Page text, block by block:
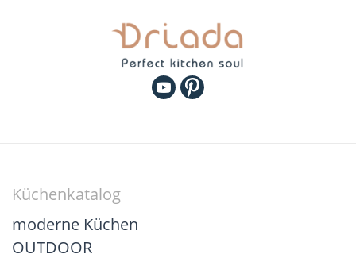
Küchenkatalog
moderne Küchen
OUTDOOR